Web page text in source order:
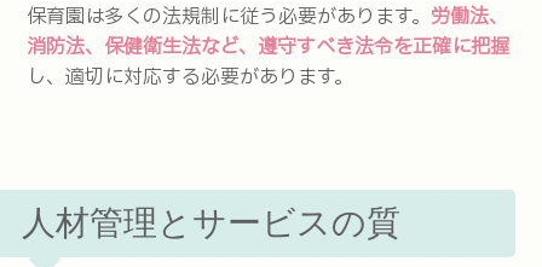
保育園は多くの法規制に従う必要があります。 労働法、
消防法、保健衛生法など、遵守すべき法令を正確に把握
し、適切に対応する必要があります。
人材管理とサービスの質